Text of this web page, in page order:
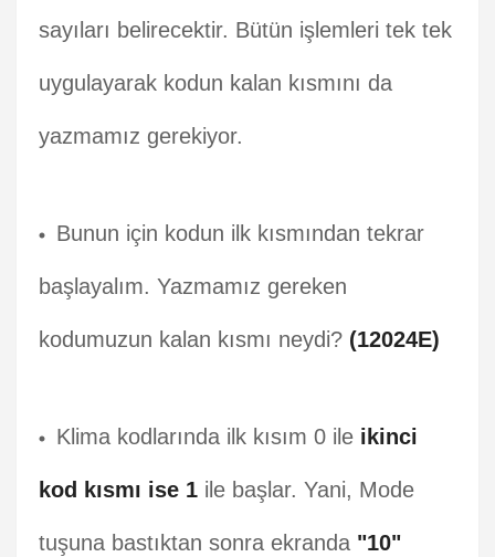
sayıları belirecektir. Bütün işlemleri tek tek
uygulayarak kodun kalan kısmını da
yazmamız gerekiyor.
Bunun için kodun ilk kısmından tekrar
başlayalım. Yazmamız gereken
kodumuzun kalan kısmı neydi? (12024E)
Klima kodlarında ilk kısım 0 ile ikinci
kod kısmı ise 1 ile başlar. Yani, Mode
tuşuna bastıktan sonra ekranda "10"